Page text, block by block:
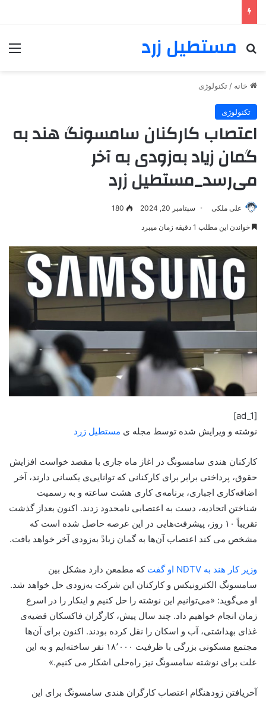
مستطیل زرد
خانه / تکنولوژی
تکنولوژی
اعتصاب کارکنان سامسونگ هند به
گمان زیاد به‌زودی به آخر
می‌رسد_مستطیل زرد
علی ملکی سپتامبر 20, 2024 180
خواندن این مطلب 1 دقیقه زمان میبرد
[ad_1]
نوشته و ویرایش شده توسط مجله ی مستطیل زرد
کارکنان هندی سامسونگ در اغاز ماه جاری با مقصد خواست افزایش
حقوق، پرداختی برابر برای کارکنانی که توانایی‌ی یکسانی دارند، آخر
اضافه‌کاری اجباری، برنامه‌ی کاری هشت ساعته و به رسمیت
شناختن اتحادیه، دست به اعتصابی نامحدود زدند. اکنون بعد‌از گذشت
تقریباً ۱۰ روز، پیشرفت‌هایی در این عرصه حاصل شده است که
مشخص می کند اعتصاب آن‌ها به گمان زیادً به‌زودی آخر خواهد یافت.
وزیر کار هند به NDTV او گفت
که مطمعن دارد مشکل بین
سامسونگ الکترونیکس و کارکنان این شرکت به‌زودی حل خواهد شد.
او می‌گوید: «می‌توانیم این نوشته را حل کنیم و اینکار را در اسرع
زمان انجام خواهیم داد. چند سال پیش، کارگران فاکسکان قضیه‌ی
غذای بهداشتی، آب و اسکان را نقل کرده بودند. اکنون برای آن‌ها
مجتمع مسکونی بزرگی با ظرفیت ۱۸٬۰۰۰ نفر ساخته‌ایم و به این
علت برای نوشته سامسونگ نیز راه‌حلی اشکار می کنیم.»
آخر‌یافتن زودهنگام اعتصاب کارگران هندی سامسونگ برای این